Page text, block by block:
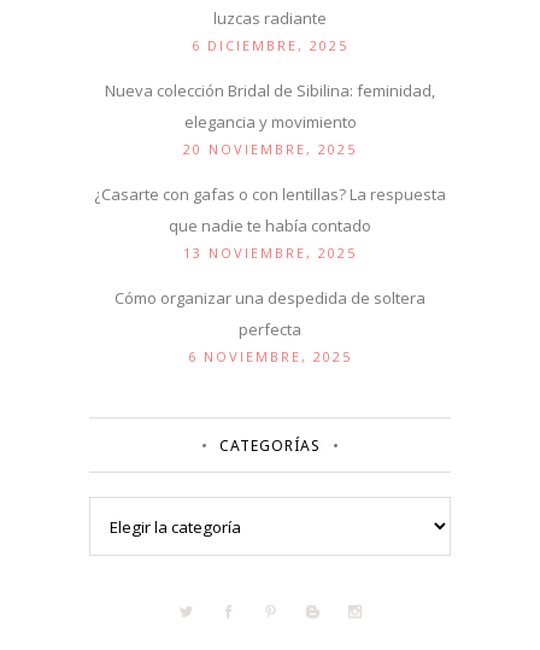
luzcas radiante
6 DICIEMBRE, 2025
Nueva colección Bridal de Sibilina: feminidad,
elegancia y movimiento
20 NOVIEMBRE, 2025
¿Casarte con gafas o con lentillas? La respuesta
que nadie te había contado
13 NOVIEMBRE, 2025
Cómo organizar una despedida de soltera
perfecta
6 NOVIEMBRE, 2025
CATEGORÍAS